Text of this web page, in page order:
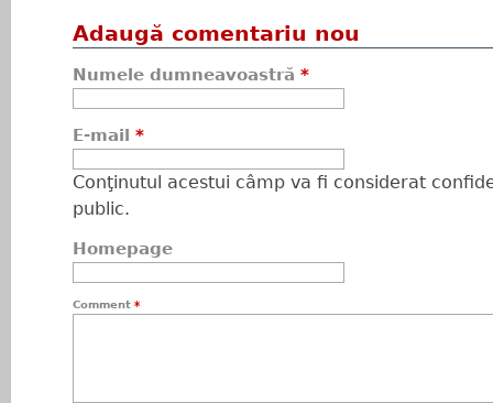
Adaugă comentariu nou
Numele dumneavoastră *
E-mail *
Conţinutul acestui câmp va fi considerat
public.
Homepage
Comment *